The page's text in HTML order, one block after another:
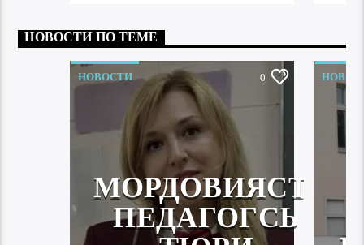
НОВОСТИ ПО ТЕМЕ
НОВОСТИ 0
МОРДОВИЯСТА
ПЕДАГОГСЬ